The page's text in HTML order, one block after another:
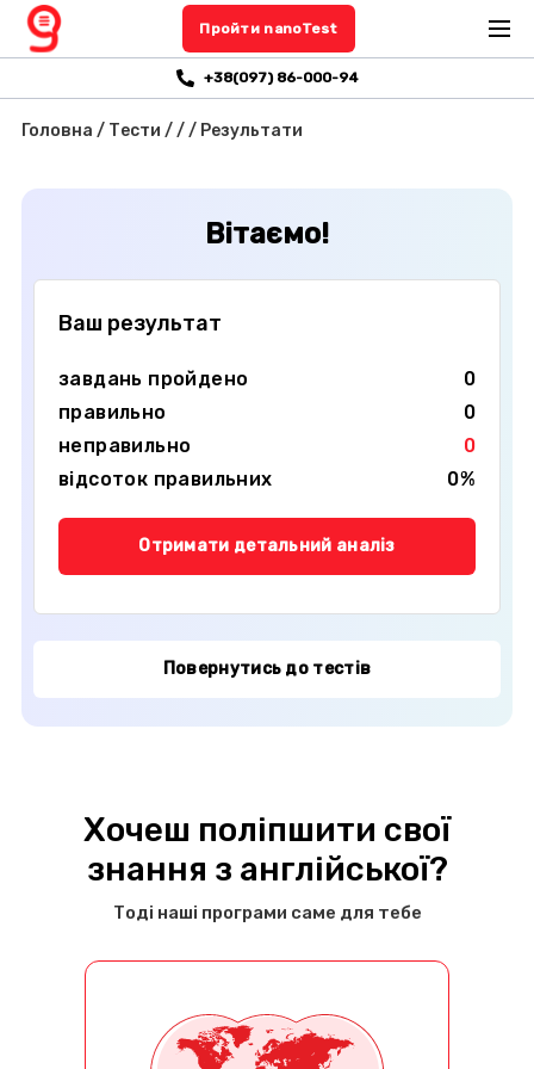
Пройти nanoTest
+38(097) 86-000-94
Головна / Тести /// Результати
Вітаємо!
Ваш результат
завдань пройдено
0
правильно
0
неправильно
0
відсоток правильних
0%
Отримати детальний аналіз
Повернутись до тестів
Хочеш поліпшити свої
знання з англійської?
Тоді наші програми саме для тебе
Англійська для розвитку та